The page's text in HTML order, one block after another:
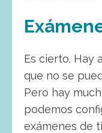
Es cierto. Hay
que no se
Pero hay
podemos
exámenes de